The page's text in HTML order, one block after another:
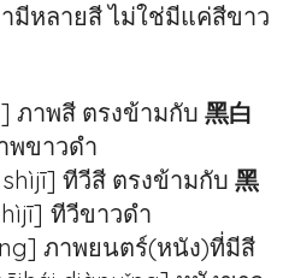
มีหลายสี ไม่ใช่มีแค่สีขาว
ภาพสี ตรงข้ามกับ 黑白
พขาวดำ
ทีวีสี ตรงข้ามกับ 黑
ทีวีขาวดำ
ภาพยนตร์(หนัง)ที่มีสี